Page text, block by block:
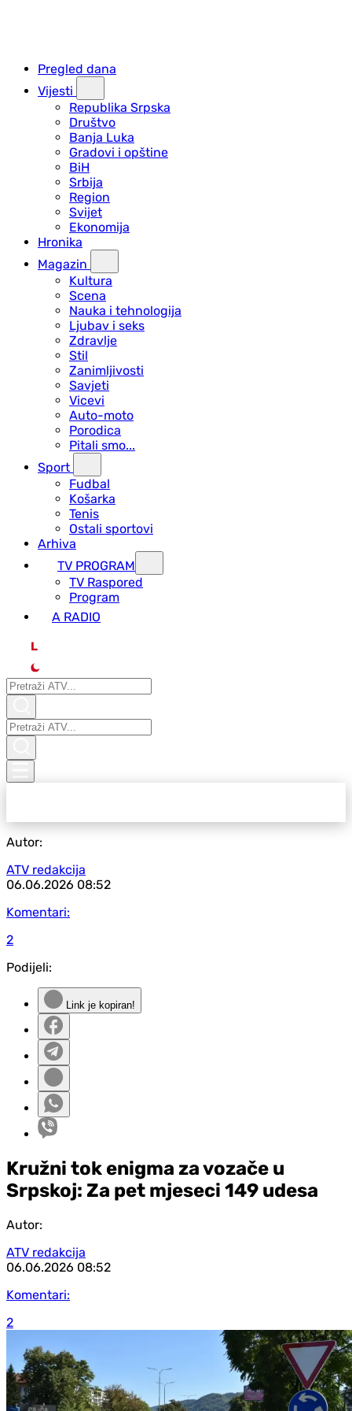
Pregled dana
Vijesti
Republika Srpska
Društvo
Banja Luka
Gradovi i opštine
BiH
Srbija
Region
Svijet
Ekonomija
Hronika
Magazin
Kultura
Scena
Nauka i tehnologija
Ljubav i seks
Zdravlje
Stil
Zanimljivosti
Savjeti
Vicevi
Auto-moto
Porodica
Pitali smo...
Sport
Fudbal
Košarka
Tenis
Ostali sportovi
Arhiva
TV PROGRAM
ТV Raspored
Program
A RADIO
L
Autor:
ATV redakcija
06.06.2026 08:52
Komentari:
2
Podijeli:
Link je kopiran!
Kružni tok enigma za vozače u
Srpskoj: Za pet mjeseci 149 udesa
Autor:
ATV redakcija
06.06.2026 08:52
Komentari:
2